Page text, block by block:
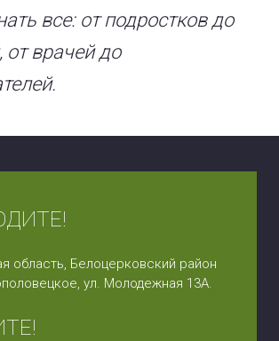
все: от подростков до
от врачей до
область, Белоцерковский район
ул. Молодежная 13А.